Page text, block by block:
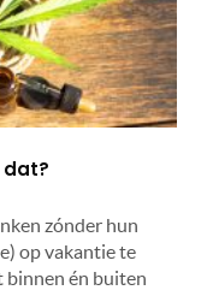
dat?
zónder hun
op vakantie te
binnen én buiten